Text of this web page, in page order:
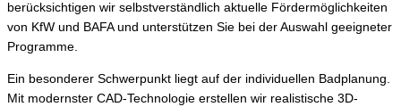
berücksichtigen wir selbstverständlich aktuelle Fördermöglichkeiten
von KfW und BAFAund unterstützen Sie bei der Auswahl geeigneter
Programme.
Ein besonderer Schwerpunkt liegt auf der individuellen Badplanung.
Mit modernster CAD-Technologie erstellen wir realistische 3D-